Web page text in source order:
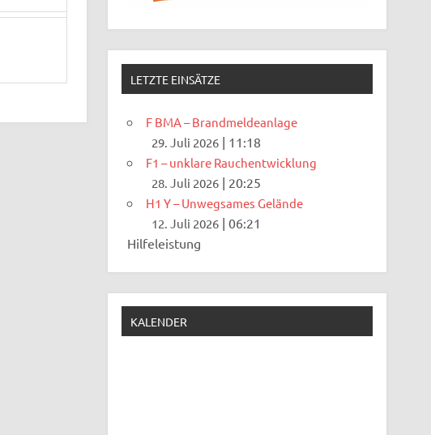
LETZTE EINSÄTZE
F BMA – Brandmeldeanlage
29. Juli 2026 | 11:18
F1 – unklare Rauchentwicklung
28. Juli 2026 | 20:25
H1 Y – Unwegsames Gelände
12. Juli 2026 |06:21
Hilfeleistung
KALENDER